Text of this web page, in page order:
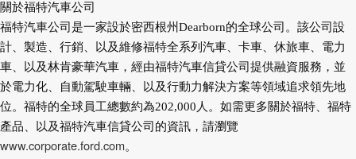
關於福特汽車公司
福特汽車公司是一家設於密西根州Dearborn的全球公司。該公司設
計、製造、行銷、以及維修福特全系列汽車、卡車、休旅車、電力
車、以及林肯豪華汽車，經由福特汽車信貸公司提供融資服務，並
於電力化、自動駕駛車輛、以及行動力解決方案等領域追求領先地
位。福特的全球員工總數約為202,000人。如需更多關於福特、福特
產品、以及福特汽車信貸公司的資訊，請瀏覽
www.corporate.ford.com。